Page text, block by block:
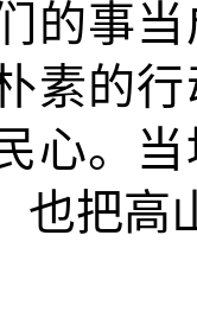
的事
素的
心。
也把高